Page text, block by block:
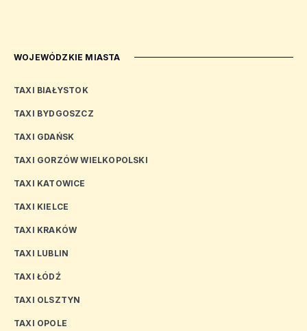
WOJEWÓDZKIE MIASTA
TAXI BIAŁYSTOK
TAXI BYDGOSZCZ
TAXI GDAŃSK
TAXI GORZÓW WIELKOPOLSKI
TAXI KATOWICE
TAXI KIELCE
TAXI KRAKÓW
TAXI LUBLIN
TAXI ŁÓDŹ
TAXI OLSZTYN
TAXI OPOLE